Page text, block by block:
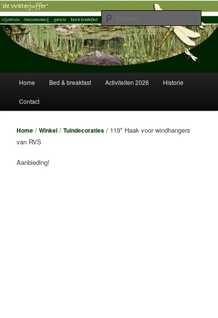
Spring
naar
de
primaire
inhoudVijvertuin de Waterjuffer
Vijvertuin, Theeschenkerij, Galerie, Logies
Home Bed & breakfast Activiteiten 2026 Historie
Contact
Home /Winkel /Tuindecoraties / 119* Haak voor windhangers
van RVS
Aanbieding!